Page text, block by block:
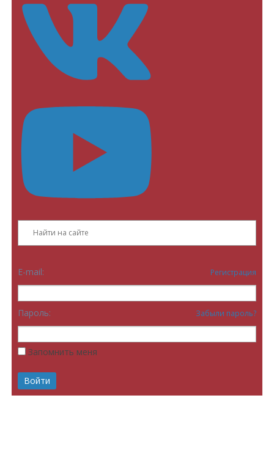
E-mail: Регистрация
Пароль: Забыли пароль?
Запомнить меня